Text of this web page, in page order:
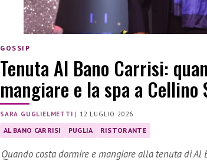
GOSSIP
Tenuta Al Bano Carrisi:
mangiare e la spa a Cellino
SARA GUGLIELMETTI | 12 LUGLIO 2026
AL BANO CARRISI PUGLIA RISTORANTE
Quando costa dormire e mangiare alla tenuta di Al